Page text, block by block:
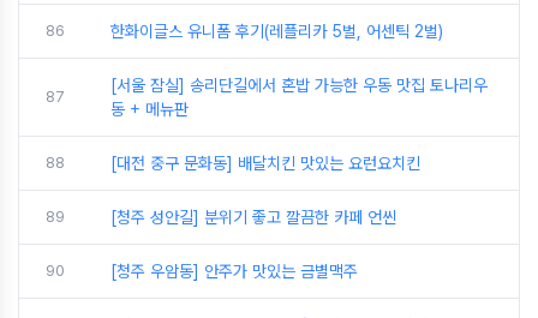
86 한화이글스 유니폼 후기(레플리카 5벌, 어센틱 2벌)
87
[서울 잠실] 송리단길에서 혼밥 가능한 우동 맛집 토나리우
동 + 메뉴판
88 [대전 중구 문화동] 배달치킨 맛있는 요런요치킨
89 [청주 성안길] 분위기 좋고 깔끔한 카페 언씬
90 [청주 우암동] 안주가 맛있는 금별맥주